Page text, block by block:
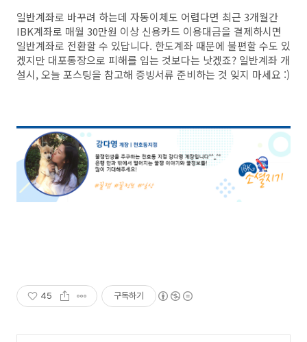
일반계좌로 바꾸려 하는데 자동이체도 어렵다면 최근 3개월간
IBK계좌로 매월 30만원 이상 신용카드 이용대금을 결제하시면
일반계좌로 전환할 수 있답니다. 한도계좌 때문에 불편할 수도 있
겠지만 대포통장으로 피해를 입는 것보다는 낫겠죠? 일반계좌 개
설시, 오늘 포스팅을 참고해 증빙서류 준비하는 것 잊지 마세요 :)
45 구독하기